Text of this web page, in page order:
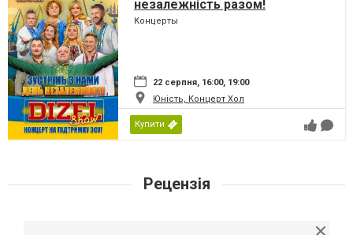
незалежність разом!
Концерты
22 серпня, 16:00, 19:00
Юність, Концерт Хол
Купити
Рецензія